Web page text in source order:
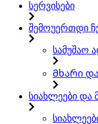
სერვისები
შემოუერთდი
სამუშაო
Მხარი
სიახლეები და